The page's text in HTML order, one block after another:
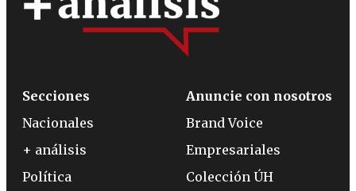
Secciones
Nacionales
+ análisis
Política
Anuncie con nosotros
Brand Voice
Empresariales
Colección ÚH